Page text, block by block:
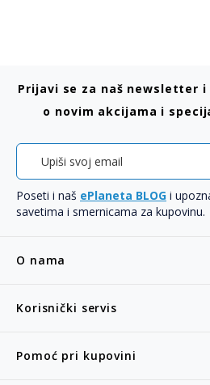
O nama
Korisnički servis
Pomoć pri kupovini
Prijavi se za naš newsletter i
o novim akcijama i
Poseti i naš ePlaneta BLOG i
savetima i smernicama za kupovinu.